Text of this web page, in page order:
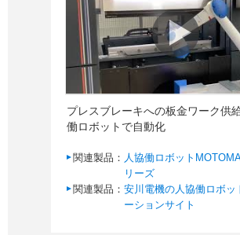
プレスブレーキへの板金ワーク供
働ロボットで自動化
関連製品： 人協働ロボット
リーズ
関連製品： 安川電機の人協働ロボッ
ーションサイト